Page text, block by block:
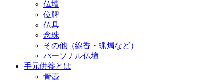
仏壇
位牌
仏具
念珠
その他（線香・蝋燭など）
パーソナル仏壇
手元供養とは
骨壺